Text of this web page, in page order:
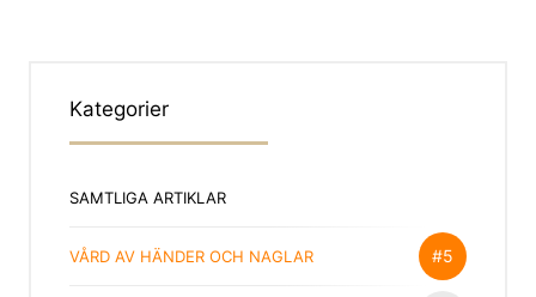
Kategorier
SAMTLIGA ARTIKLAR
VÅRD AV HÄNDER OCH NAGLAR #5